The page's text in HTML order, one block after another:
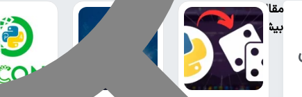
مقالات
بیشتر